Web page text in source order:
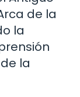
de la
la
la